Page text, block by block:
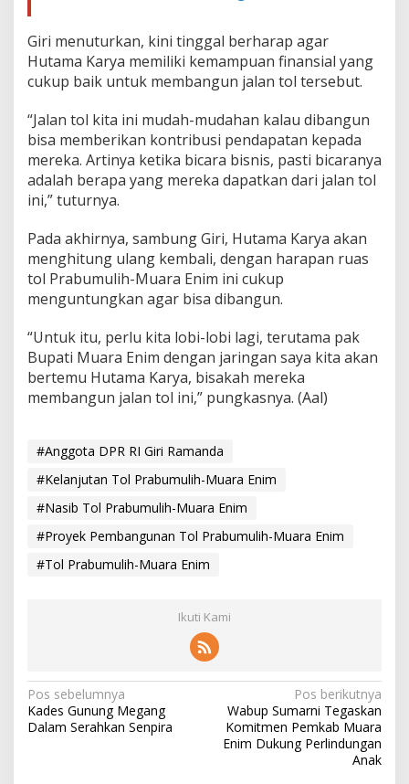
Giri menuturkan, kini tinggal berharap agar
Hutama Karya memiliki kemampuan finansial yang
cukup baik untuk membangun jalan tol tersebut.
“Jalan tol kita ini mudah-mudahan kalau dibangun
bisa memberikan kontribusi pendapatan kepada
mereka. Artinya ketika bicara bisnis, pasti bicaranya
adalah berapa yang mereka dapatkan dari jalan tol
ini,” tuturnya.
Pada akhirnya, sambung Giri, Hutama Karya akan
menghitung ulang kembali, dengan harapan ruas
tol Prabumulih-Muara Enim ini cukup
menguntungkan agar bisa dibangun.
“Untuk itu, perlu kita lobi-lobi lagi, terutama pak
Bupati Muara Enim dengan jaringan saya kita akan
bertemu Hutama Karya, bisakah mereka
membangun jalan tol ini,” pungkasnya. (Aal)
#Anggota DPR RI Giri Ramanda
#Kelanjutan Tol Prabumulih-Muara Enim
#Nasib Tol Prabumulih-Muara Enim
#Proyek Pembangunan Tol Prabumulih-Muara Enim
#Tol Prabumulih-Muara Enim
Ikuti Kami
N
a
Pos sebelumnya
Kades Gunung Megang
Dalam Serahkan Senpira
Pos berikutnya
Wabup Sumarni Tegaskan
Komitmen Pemkab Muara
Enim Dukung Perlindungan
Anak